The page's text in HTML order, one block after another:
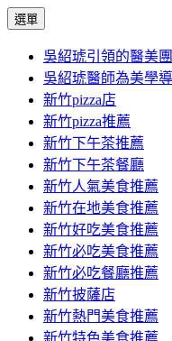
選單
主
要
內
容
吳紹琥引領的醫美
吳紹琥醫師為美學
新竹pizza店
新竹pizza推薦
新竹下午茶推薦
新竹下午茶餐廳
新竹人氣美食推薦
新竹在地美食推薦
新竹好吃美食推薦
新竹必吃美食推薦
新竹必吃餐廳推薦
新竹披薩店
新竹熱門美食推薦
新竹特色美食推薦